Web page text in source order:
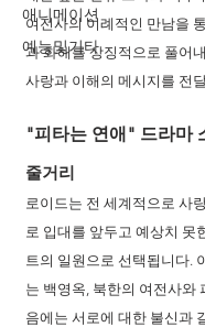
애니메이션
예능및기타
여전사의 이례적인 만남을
과 화해를 상징적으로 풀어
사랑과 이해의 메시지를 전
"피타는 연애" 드라마
줄거리
로이드는 전 세계적으로 사
로 입대를 앞두고 예상치 못
트의 일원으로 선택됩니다.
는 백영옥, 북한의 여전사와
음에는 서로에 대한 불신과